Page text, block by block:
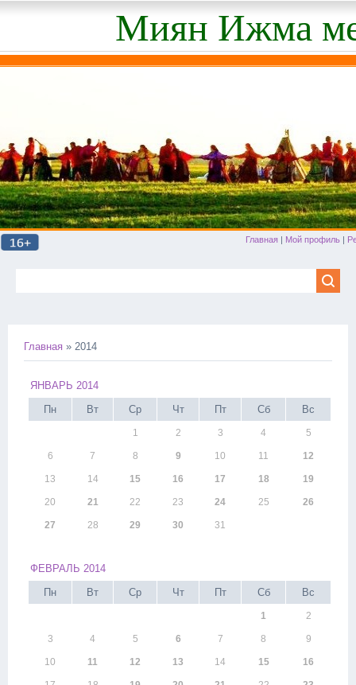
Миян Ижма
Главная | Мой профиль |
Главная » 2014
ЯНВАРЬ 2014
Пн
Вт Ср Чт Пт Сб Вс
1 2 3 4 5
6 7 8 9 10 11 12
13 14 15 16 17 18 19
20 21 22 23 24 25 26
27 28 29 30 31
ФЕВРАЛЬ 2014
Пн
Вт Ср Чт Пт Сб Вс
1 2
3 4 5 6 7 8 9
10 11 12 13 14 15 16